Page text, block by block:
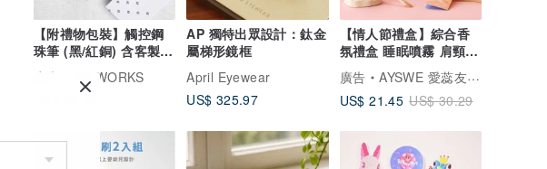
【附禮物包裝】觸控鋼
珠筆 (黑/紅銅) 含客製化
刻字
廣告
BN WORKS
AP 獨特出眾設計：鈦金
屬梯形鏡框
April Eyewear
US$ 325.97
【情人節禮盒】綜合香
氛禮盒 睡眠噴霧 肩頸滾
珠精油 撥提按摩棒
廣告
AYSWE 愛蕊友肌 - 敏弱肌的純淨保養
US$ 21.45 US$ 30.29